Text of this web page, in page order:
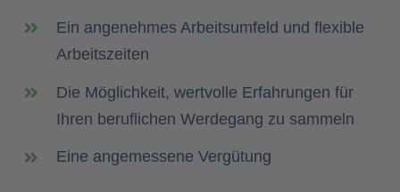
Ein angenehmes Arbeitsumfeld und flexible
Arbeitszeiten
Die Möglichkeit, wertvolle Erfahrungen für
Ihren beruflichen Werdegang zu sammeln
Eine angemessene Vergütung